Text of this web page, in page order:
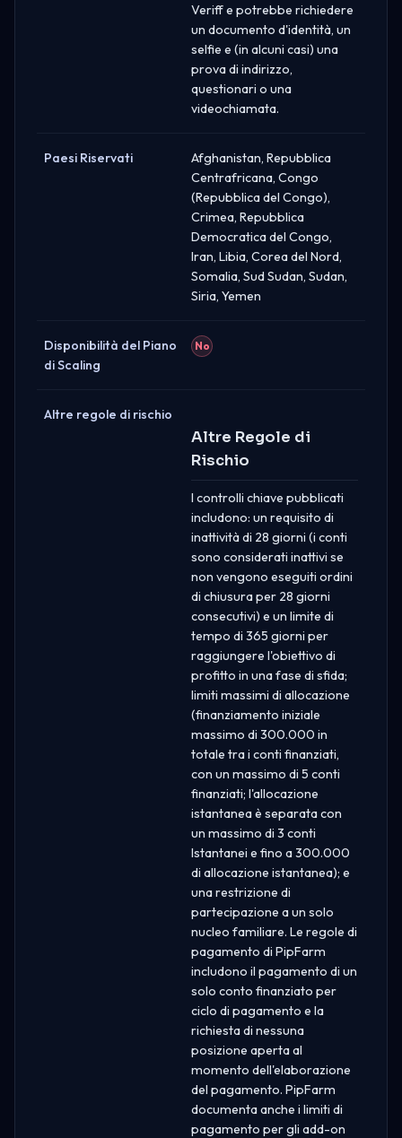
Veriff e potrebbe richiedere
un documento d'identità, un
selfie e (in alcuni casi) una
prova di indirizzo,
questionari o una
videochiamata.
Paesi Riservati
Afghanistan, Repubblica
Centrafricana, Congo
(Repubblica del Congo),
Crimea, Repubblica
Democratica del Congo,
Iran, Libia, Corea del Nord,
Somalia, Sud Sudan, Sudan,
Siria, Yemen
Disponibilità del Piano
di Scaling
No
Altre regole di rischio
Altre Regole di
Rischio
I controlli chiave pubblicati
includono: un requisito di
inattività di 28 giorni (i conti
sono considerati inattivi se
non vengono eseguiti ordini
di chiusura per 28 giorni
consecutivi) e un limite di
tempo di 365 giorni per
raggiungere l'obiettivo di
profitto in una fase di sfida;
limiti massimi di allocazione
(finanziamento iniziale
massimo di 300.000 in
totale tra i conti finanziati,
con un massimo di 5 conti
finanziati; l'allocazione
istantanea è separata con
un massimo di 3 conti
Istantanei e fino a 300.000
di allocazione istantanea); e
una restrizione di
partecipazione a un solo
nucleo familiare. Le regole di
pagamento di PipFarm
includono il pagamento di un
solo conto finanziato per
ciclo di pagamento e la
richiesta di nessuna
posizione aperta al
momento dell'elaborazione
del pagamento. PipFarm
documenta anche i limiti di
pagamento per gli add-on